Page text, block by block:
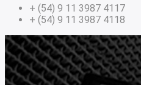
+ (54) 9 11 3987 4117
+ (54) 9 11 3987 4118